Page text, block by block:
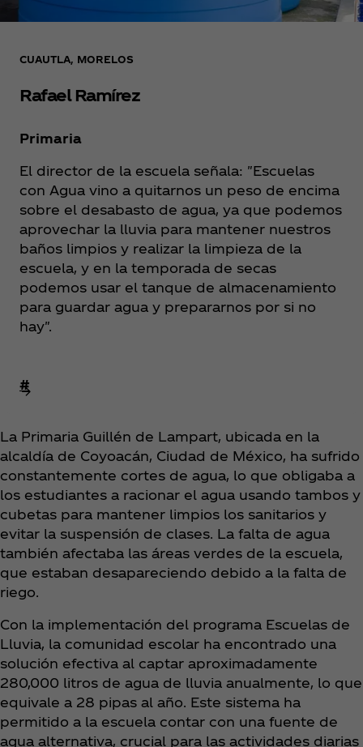
CUAUTLA, MORELOS
Rafael Ramírez
Primaria
El director de la escuela señala: "Escuelas
con Agua vino a quitarnos un peso de encima
sobre el desabasto de agua, ya que podemos
aprovechar la lluvia para mantener nuestros
baños limpios y realizar la limpieza de la
escuela, y en la temporada de secas
podemos usar el tanque de almacenamiento
para guardar agua y prepararnos por si no
hay".
#
La Primaria Guillén de Lampart, ubicada en la
alcaldía de Coyoacán, Ciudad de México, ha sufrido
constantemente cortes de agua, lo que obligaba a
los estudiantes a racionar el agua usando tambos y
cubetas para mantener limpios los sanitarios y
evitar la suspensión de clases. La falta de agua
también afectaba las áreas verdes de la escuela,
que estaban desapareciendo debido a la falta de
riego.
Con la implementación del programa Escuelas de
Lluvia, la comunidad escolar ha encontrado una
solución efectiva al captar aproximadamente
280,000 litros de agua de lluvia anualmente, lo que
equivale a 28 pipas al año. Este sistema ha
permitido a la escuela contar con una fuente de
agua alternativa, crucial para las actividades diarias